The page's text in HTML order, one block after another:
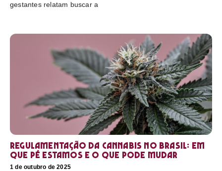
gestantes relatam buscar a
Regulamentação da cannabis no Brasil: em
que pé estamos e o que pode mudar
1 de outubro de 2025